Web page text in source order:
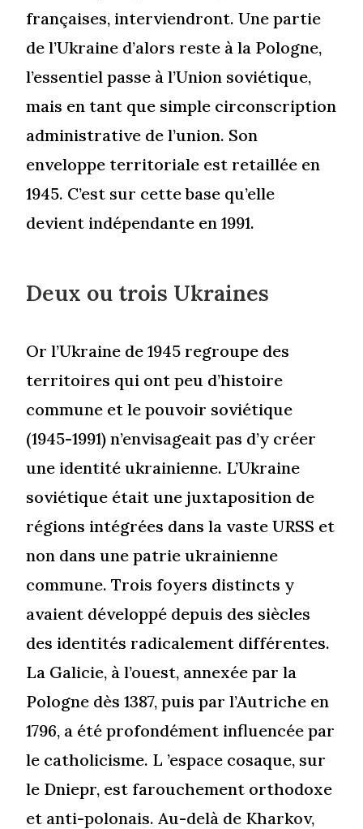
françaises, interviendront. Une partie
de l’Ukraine d’alors reste à la Pologne,
l’essentiel passe à l’Union soviétique,
mais en tant que simple circonscription
administrative de l’union. Son
enveloppe territoriale est retaillée en
1945. C’est sur cette base qu’elle
devient indépendante en 1991.
Deux ou trois Ukraines
Or l’Ukraine de 1945 regroupe des
territoires qui ont peu d’histoire
commune et le pouvoir soviétique
(1945-1991) n’envisageait pas d’y créer
une identité ukrainienne. L’Ukraine
soviétique était une juxtaposition de
régions intégrées dans la vaste URSS et
non dans une patrie ukrainienne
commune. Trois foyers distincts y
avaient développé depuis des siècles
des identités radicalement différentes.
La Galicie, à l’ouest, annexée par la
Pologne dès 1387, puis par l’Autriche en
1796, a été profondément influencée par
le catholicisme. L ’espace cosaque, sur
le Dniepr, est farouchement orthodoxe
et anti-polonais. Au-delà de Kharkov,